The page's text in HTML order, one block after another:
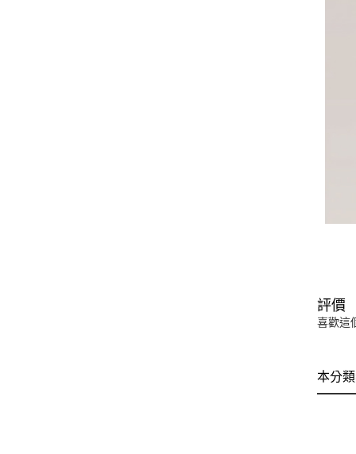
評價
喜歡這
本分